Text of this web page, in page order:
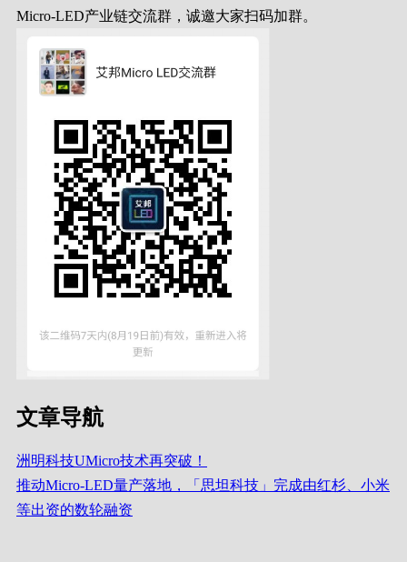
Micro-LED产业链交流群，诚邀大家扫码加群。
文章导航
洲明科技UMicro技术再突破！
推动Micro-LED量产落地，「思坦科技」完成由红杉、小米
等出资的数轮融资